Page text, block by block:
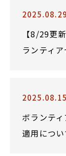
2025.08.29
【8/29更
ランティ
2025.08.15
ボランテ
適用につい